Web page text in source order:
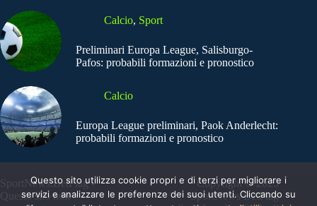
Calcio, Sport
Preliminari Europa League, Salisburgo-
Pafos: probabili formazioni e pronostico
Calcio
Europa League preliminari, Paok Anderlecht:
probabili formazioni e pronostico
SportNews.BetFlag -
Questo sito non
Copyright © 2025
SportNews BetFlag
Questo sito utilizza cookie propri e di terzi per migliorare i
servizi e analizzare le preferenze dei suoi utenti. Cliccando su